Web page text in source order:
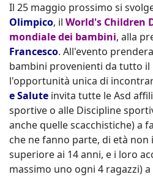
Il 25 maggio prossimo si
Olimpico, il World's Children
mondiale dei bambini, alla
Francesco. All'evento
bambini provenienti da tutto il
l'opportunità unica di
e Salute invita tutte le Asd
sportive o alle Discipline
anche quelle scacchistiche) a
che ne fanno parte, di età
superiore ai 14 anni, e i loro
massimo uno ogni 4 ragazzi)